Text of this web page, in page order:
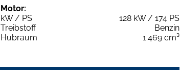
Motor:
kW / PS
128 kW / 174 PS
Treibstoff
Benzin
Hubraum
1.469 cm³